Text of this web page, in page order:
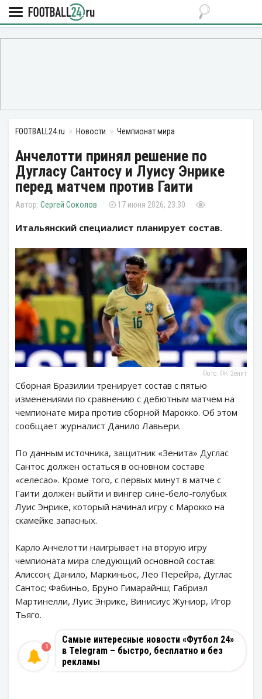
FOOTBALL24.ru Новости Чемпионат мира
Анчелотти принял решение по
Дугласу Сантосу и Луису Энрике
перед матчем против Гаити
Сергей Соколов 17 июня 2026, 23:30
Итальянский специалист планирует состав.
Фото: ФК Зенит
Сборная Бразилии тренирует состав с пятью
изменениями по сравнению с дебютным матчем на
чемпионате мира против сборной Марокко. Об этом
сообщает журналист Данило Лавьери.
По данным источника, защитник «Зенита» Дуглас
Сантос должен остаться в основном составе
«селесао». Кроме того, с первых минут в матче с
Гаити должен выйти и вингер сине-бело-голубых
Луис Энрике, который начинал игру с Марокко на
скамейке запасных.
Карло Анчелотти наигрывает на вторую игру
чемпионата мира следующий основной состав:
Алиссон; Данило, Маркиньос, Лео Перейра, Дуглас
Сантос; Фабиньо, Бруно Гимарайнш; Габриэл
Мартинелли, Луис Энрике, Винисиус Жуниор, Игор
Тьяго.
Самые интересные новости «Футбол 24»
в Telegram – быстро, бесплатно и без
рекламы
1